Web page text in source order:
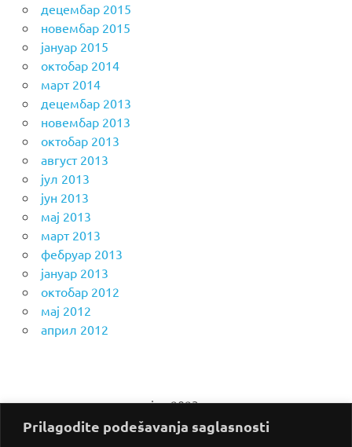
Prilagodite podešavanja saglasnosti
децембар 2015
новембар 2015
јануар 2015
октобар 2014
март 2014
децембар 2013
новембар 2013
октобар 2013
август 2013
јул 2013
јун 2013
мај 2013
март 2013
фебруар 2013
јануар 2013
октобар 2012
мај 2012
април 2012
јун 2023.
П
У С Ч П С